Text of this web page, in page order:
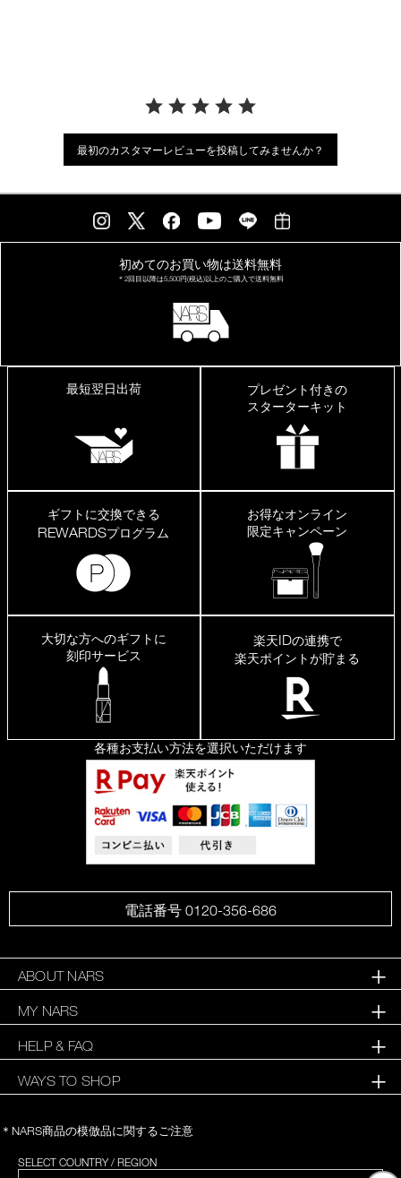
最初のカスタマーレビューを投稿してみませんか？
初めてのお買い物は送料無料
＊2回目以降は5,500円(税込)以上のご購入で送料無料
最短翌日出荷
プレゼント付きの
スターターキット
ギフトに交換できる
REWARDSプログラム
お得なオンライン
限定キャンペーン
大切な方へのギフトに
刻印サービス
楽天IDの連携で
楽天ポイントが貯まる
各種お支払い方法を選択いただけます
電話番号 0120-356-686
ABOUT NARS
MY NARS
HELP & FAQ
WAYS TO SHOP
＊NARS商品の模倣品に関するご注意
SELECT COUNTRY / REGION